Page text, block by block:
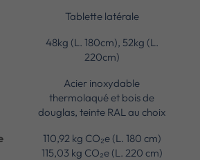
Tablette latérale
48kg (L. 180cm), 52kg (L.
220cm)
Acier inoxydable
thermolaqué et bois de
douglas, teinte RAL au choix
110,92 kg CO₂e (L. 180 cm)
115,03 kg CO₂e (L. 220 cm)